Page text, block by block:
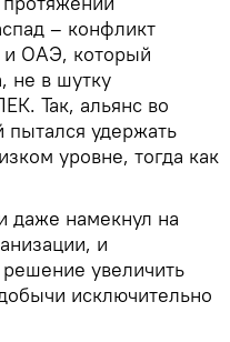
– конфликт
и ОАЭ, который
не в шутку
Так, альянс во
пытался удержать
уровне, тогда как
даже намекнул на
и
увеличить
исключительно